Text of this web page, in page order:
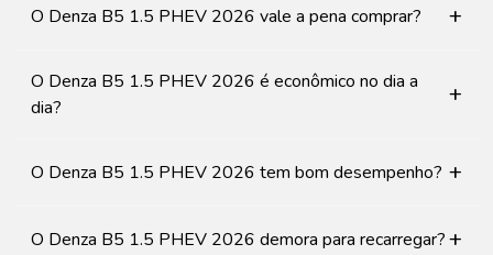
O Denza B5 1.5 PHEV 2026 vale a pena comprar? +
O Denza B5 1.5 PHEV 2026 é econômico no dia a
dia?
+
O Denza B5 1.5 PHEV 2026 tem bom desempenho? +
O Denza B5 1.5 PHEV 2026 demora para recarregar?+